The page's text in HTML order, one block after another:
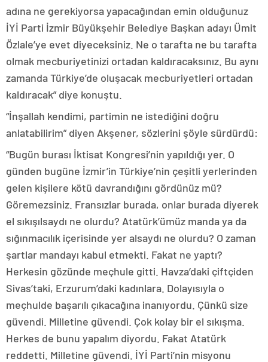
adına ne gerekiyorsa yapacağından emin olduğunuz
İYİ Parti İzmir Büyükşehir Belediye Başkan adayı Ümit
Özlale’ye evet diyeceksiniz. Ne o tarafta ne bu tarafta
olmak mecburiyetinizi ortadan kaldıracaksınız. Bu aynı
zamanda Türkiye’de oluşacak mecburiyetleri ortadan
kaldıracak” diye konuştu.
“İnşallah kendimi, partimin ne istediğini doğru
anlatabilirim” diyen Akşener, sözlerini şöyle sürdürdü:
“Bugün burası İktisat Kongresi’nin yapıldığı yer. O
günden bugüne İzmir’in Türkiye’nin çeşitli yerlerinden
gelen kişilere kötü davrandığını gördünüz mü?
Göremezsiniz. Fransızlar burada, onlar burada diyerek
el sıkışılsaydı ne olurdu? Atatürk’ümüz manda ya da
sığınmacılık içerisinde yer alsaydı ne olurdu? O zaman
şartlar mandayı kabul etmekti. Fakat ne yaptı?
Herkesin gözünde meçhule gitti. Havza’daki çiftçiden
Sivas’taki, Erzurum’daki kadınlara. Dolayısıyla o
meçhulde başarılı çıkacağına inanıyordu. Çünkü size
güvendi. Milletine güvendi. Çok kolay bir el sıkışma.
Herkes de bunu yapalım diyordu. Fakat Atatürk
reddetti. Milletine güvendi. İYİ Parti’nin misyonu